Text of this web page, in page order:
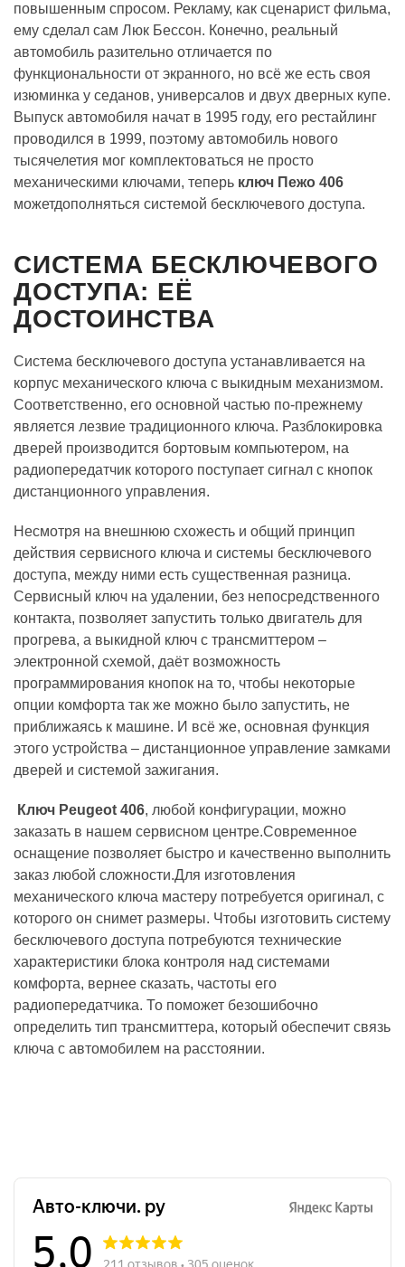
повышенным спросом. Рекламу, как сценарист фильма,
ему сделал сам Люк Бессон. Конечно, реальный
автомобиль разительно отличается по
функциональности от экранного, но всё же есть своя
изюминка у седанов, универсалов и двух дверных купе.
Выпуск автомобиля начат в 1995 году, его рестайлинг
проводился в 1999, поэтому автомобиль нового
тысячелетия мог комплектоваться не просто
механическими ключами, теперь ключ Пежо 406
можетдополняться системой бесключевого доступа.
СИСТЕМА БЕСКЛЮЧЕВОГО
ДОСТУПА: ЕЁ
ДОСТОИНСТВА
Система бесключевого доступа устанавливается на
корпус механического ключа с выкидным механизмом.
Соответственно, его основной частью по-прежнему
является лезвие традиционного ключа. Разблокировка
дверей производится бортовым компьютером, на
радиопередатчик которого поступает сигнал с кнопок
дистанционного управления.
Несмотря на внешнюю схожесть и общий принцип
действия сервисного ключа и системы бесключевого
доступа, между ними есть существенная разница.
Сервисный ключ на удалении, без непосредственного
контакта, позволяет запустить только двигатель для
прогрева, а выкидной ключ с трансмиттером –
электронной схемой, даёт возможность
программирования кнопок на то, чтобы некоторые
опции комфорта так же можно было запустить, не
приближаясь к машине. И всё же, основная функция
этого устройства – дистанционное управление замками
дверей и системой зажигания.
Ключ Peugeot 406, любой конфигурации, можно
заказать в нашем сервисном центре.Современное
оснащение позволяет быстро и качественно выполнить
заказ любой сложности.Для изготовления
механического ключа мастеру потребуется оригинал, с
которого он снимет размеры. Чтобы изготовить систему
бесключевого доступа потребуются технические
характеристики блока контроля над системами
комфорта, вернее сказать, частоты его
радиопередатчика. То поможет безошибочно
определить тип трансмиттера, который обеспечит связь
ключа с автомобилем на расстоянии.